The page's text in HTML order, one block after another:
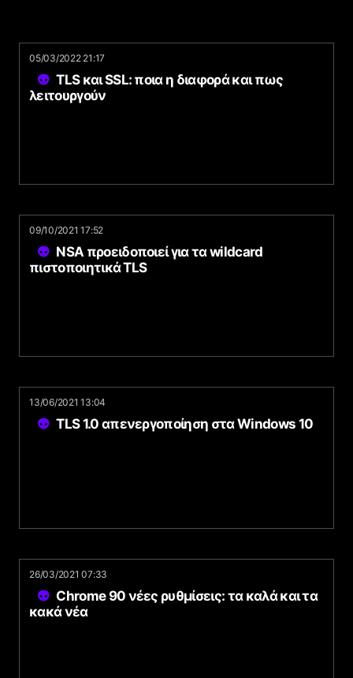
05/03/2022 21:17
TLS και SSL: ποια η διαφορά και πως
λειτουργούν
09/10/2021 17:52
NSA προειδοποιεί για τα wildcard
πιστοποιητικά TLS
13/06/2021 13:04
TLS 1.0 απενεργοποίηση στα Windows 10
26/03/2021 07:33
Chrome 90 νέες ρυθμίσεις: τα καλά και τα
κακά νέα